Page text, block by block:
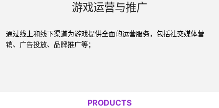
游戏运营与推广
通过线上和线下渠道为游戏提供全面的运营服务，包括社交媒体营
销、广告投放、品牌推广等；
PRODUCTS